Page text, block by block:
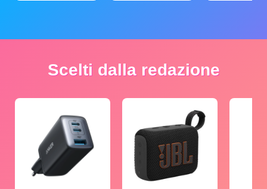
Scelti dalla redazione